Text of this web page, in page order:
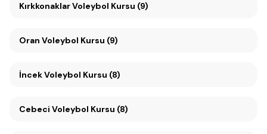
Kırkkonaklar Voleybol Kursu (9)
Oran Voleybol Kursu (9)
İncek Voleybol Kursu (8)
Cebeci Voleybol Kursu (8)